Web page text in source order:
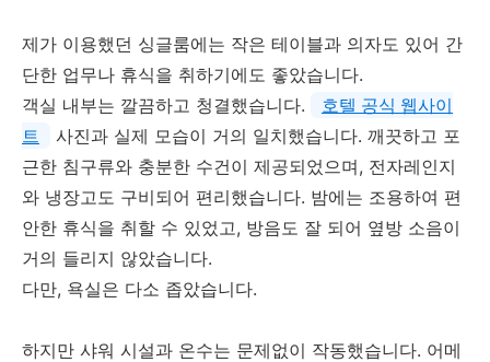
제가 이용했던 싱글룸에는 작은 테이블과 의자도 있어 간
단한 업무나 휴식을 취하기에도 좋았습니다.
객실 내부는 깔끔하고 청결했습니다.
호텔 공식 웹사이
트
사진과 실제 모습이 거의 일치했습니다. 깨끗하고 포
근한 침구류와 충분한 수건이 제공되었으며, 전자레인지
와 냉장고도 구비되어 편리했습니다. 밤에는 조용하여 편
안한 휴식을 취할 수 있었고, 방음도 잘 되어 옆방 소음이
거의 들리지 않았습니다.
다만, 욕실은 다소 좁았습니다.
하지만 샤워 시설과 온수는 문제없이 작동했습니다. 어메